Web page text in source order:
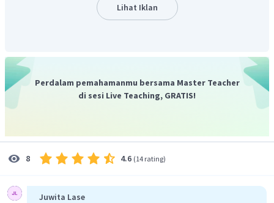
Sehingga panjang QS adalah
Oleh karena itu, jawaban yang benar adalah B.
Lihat Iklan
Perdalam pemahamanmu bersama Master Teacher
di sesi Live Teaching, GRATIS!
8 4.6 (14 rating)
Juwita Lase